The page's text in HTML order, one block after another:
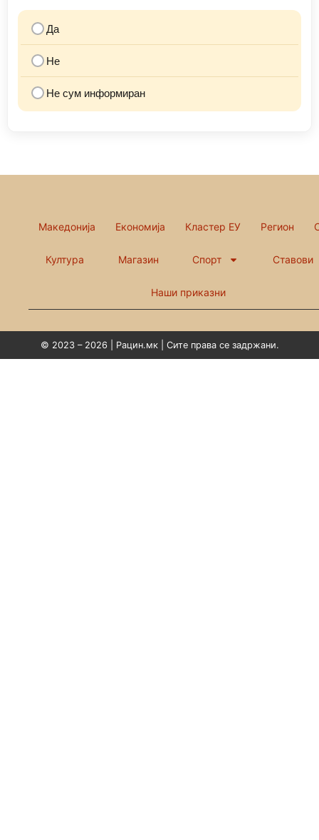
Да
Не
Не сум информиран
Македонија Економија Кластер ЕУ Регион
Култура Магазин Спорт Ставови
Наши приказни
© 2023 – 2026 | Рацин.мк | Сите права се задржани.